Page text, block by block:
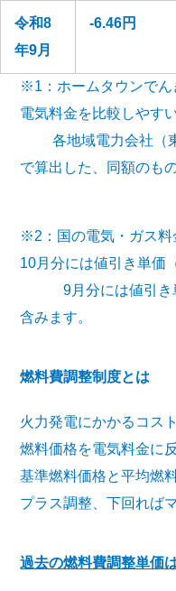
令和8
年9月
-6.46円
※1：ホームタウンでん
電気料金を比較しやす
各地域電力会社（東
で算出した、同額のも
※2：国の電気・ガス料
10月分には値引き単価
9月分には値引き単
含みます
燃料費調整制度とは
火力発電にかかるコス
燃料価格を電気料金に
基準燃料価格と平均燃
プラス調整、下回れば
過去の燃料費調整単価